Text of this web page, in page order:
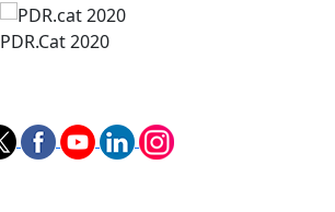
PDR.Cat 2020